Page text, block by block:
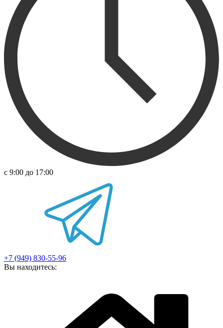
с 9:00 до 17:00
+7 (949) 830-55-96
Вы находитесь: